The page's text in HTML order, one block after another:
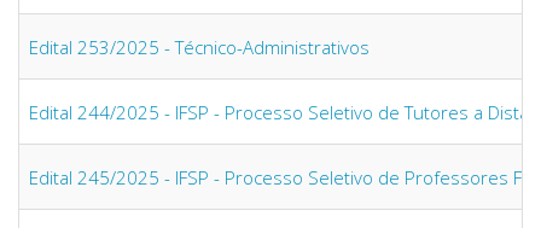
Edital 253/2025 - Técnico-Administrativos
Edital 244/2025 - IFSP - Processo Seletivo de Tutores a
Edital 245/2025 - IFSP - Processo Seletivo de Professores